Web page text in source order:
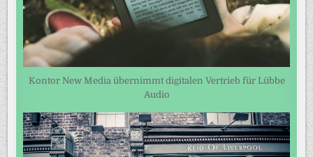
Kontor New Media übernimmt digitalen Vertrieb für Lübbe
Audio